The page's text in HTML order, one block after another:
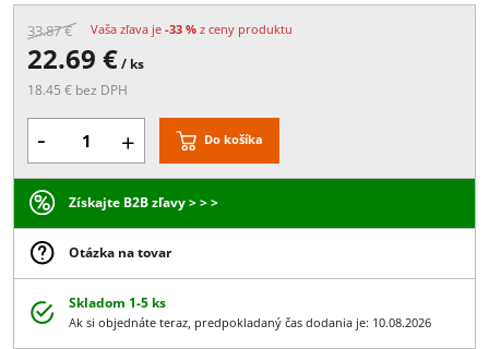
Rozmery
33.87 € Vaša zľava je-33 %z ceny produktu
22.69 €/ ks
18.45 € bez DPH
- +